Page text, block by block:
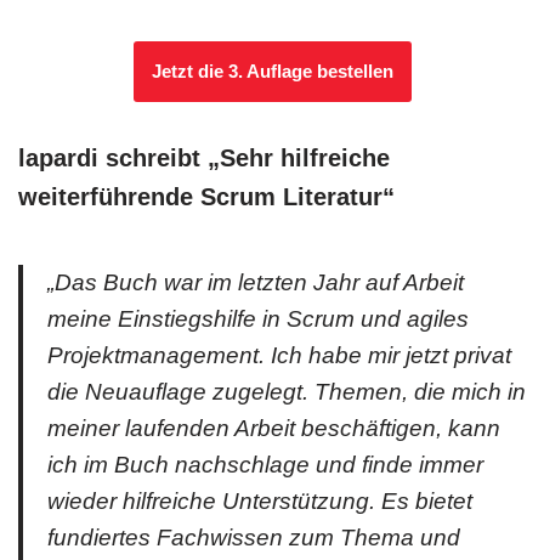
Jetzt die 3. Auflage bestellen
lapardi schreibt „Sehr hilfreiche
weiterführende Scrum Literatur“
„Das Buch war im letzten Jahr auf Arbeit
meine Einstiegshilfe in Scrum und agiles
Projektmanagement. Ich habe mir jetzt privat
die Neuauflage zugelegt. Themen, die mich in
meiner laufenden Arbeit beschäftigen, kann
ich im Buch nachschlage und finde immer
wieder hilfreiche Unterstützung. Es bietet
fundiertes Fachwissen zum Thema und